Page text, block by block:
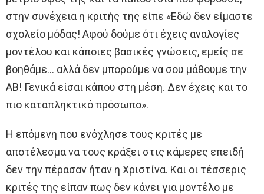
στην συνέχεια η κριτής της είπε «Εδώ δεν είμαστε
σχολείο μόδας! Αφού δούμε ότι έχεις αναλογίες
μοντέλου και κάποιες βασικές γνώσεις, εμείς σε
βοηθάμε… αλλά δεν μπορούμε να σου μάθουμε την
ΑΒ! Γενικά είσαι κάπου στη μέση. Δεν έχεις και το
πιο καταπληκτικό πρόσωπο».
Η επόμενη που ενόχλησε τους κριτές με
αποτέλεσμα να τους κράξει στις κάμερες επειδή
δεν την πέρασαν ήταν η Χριστίνα. Και οι τέσσερις
κριτές της είπαν πως δεν κάνει για μοντέλο με